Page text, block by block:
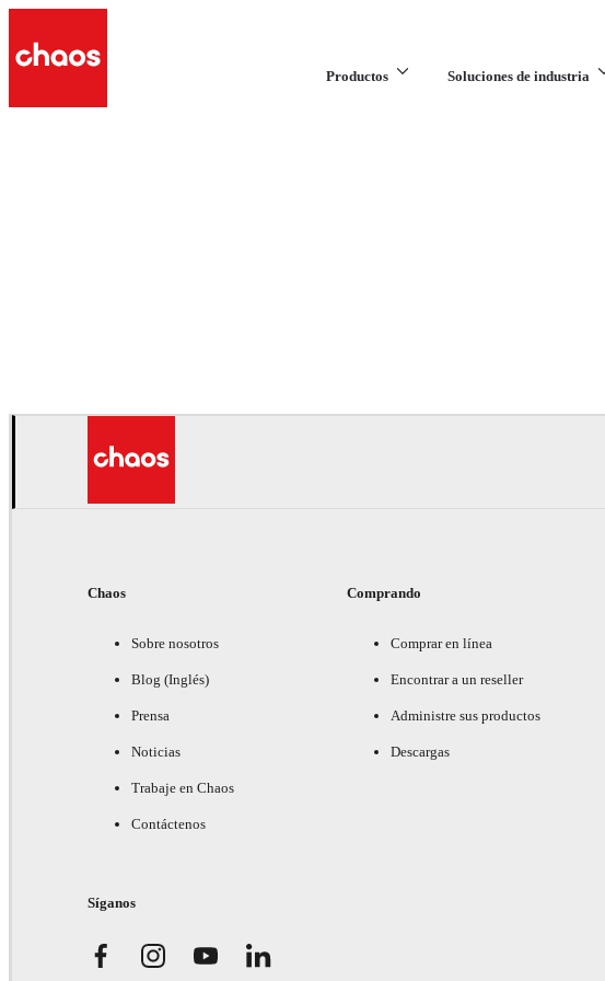
Productos Soluciones de industria
Chaos
Sobre nosotros
Blog (Inglés)
Prensa
Noticias
Trabaje en Chaos
Contáctenos
Comprando
Comprar en línea
Encontrar a un reseller
Administre sus productos
Descargas
Síganos